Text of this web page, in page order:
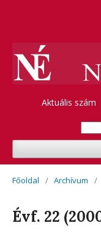
Aktuális szám
Főoldal / Archívum /
Évf. 22